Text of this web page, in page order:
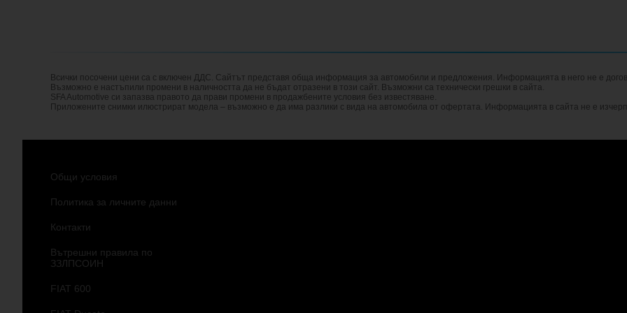
Всички посочени цени са с включен ДДС. Сайтът представя обща информация за автомобили и предложения. Информацията в него не е
Възможно е настъпили промени в наличността да не бъдат отразени в този сайт. Възможни са технически грешки в сайта.
SFA Automotive си запазва правото да прави промени в продажбените условия без известяване.
Приложените снимки илюстрират модела – възможно е да има разлики с вида на автомобила от офертата. Информацията в сайта не е
Общи условия
Политика за личните данни
Контакти
Вътрешни правила по
ЗЗЛПСОИН
FIAT 600